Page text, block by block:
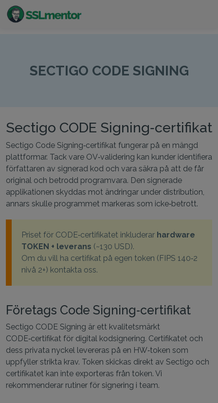
internetprojekt.
SECTIGO CODE SIGNING
Sectigo CODE Signing‑certifikat
Sectigo Code Signing‑certifikat fungerar på en mängd
plattformar. Tack vare OV‑validering kan kunder identifiera
författaren av signerad kod och vara säkra på att de får
original och betrodd programvara. Den signerade
applikationen skyddas mot ändringar under distribution,
annars skulle programmet markeras som icke‑betrott.
Priset för CODE‑certifikatet inkluderar hardware
TOKEN + leverans (~130 USD).
Om du vill ha certifikat på egen token (FIPS 140‑2
nivå 2+) kontakta oss.
Företags Code Signing‑certifikat
Sectigo CODE Signing är ett kvalitetsmärkt
CODE‑certifikat för digital kodsignering. Certifikatet och
dess privata nyckel levereras på en HW‑token som
uppfyller strikta krav. Token skickas direkt av Sectigo och
certifikatet kan inte exporteras från token. Vi
rekommenderar rutiner för signering i team.